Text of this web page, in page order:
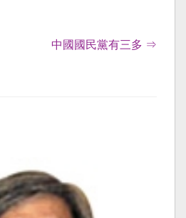
中國國民黨有三多 ⇒